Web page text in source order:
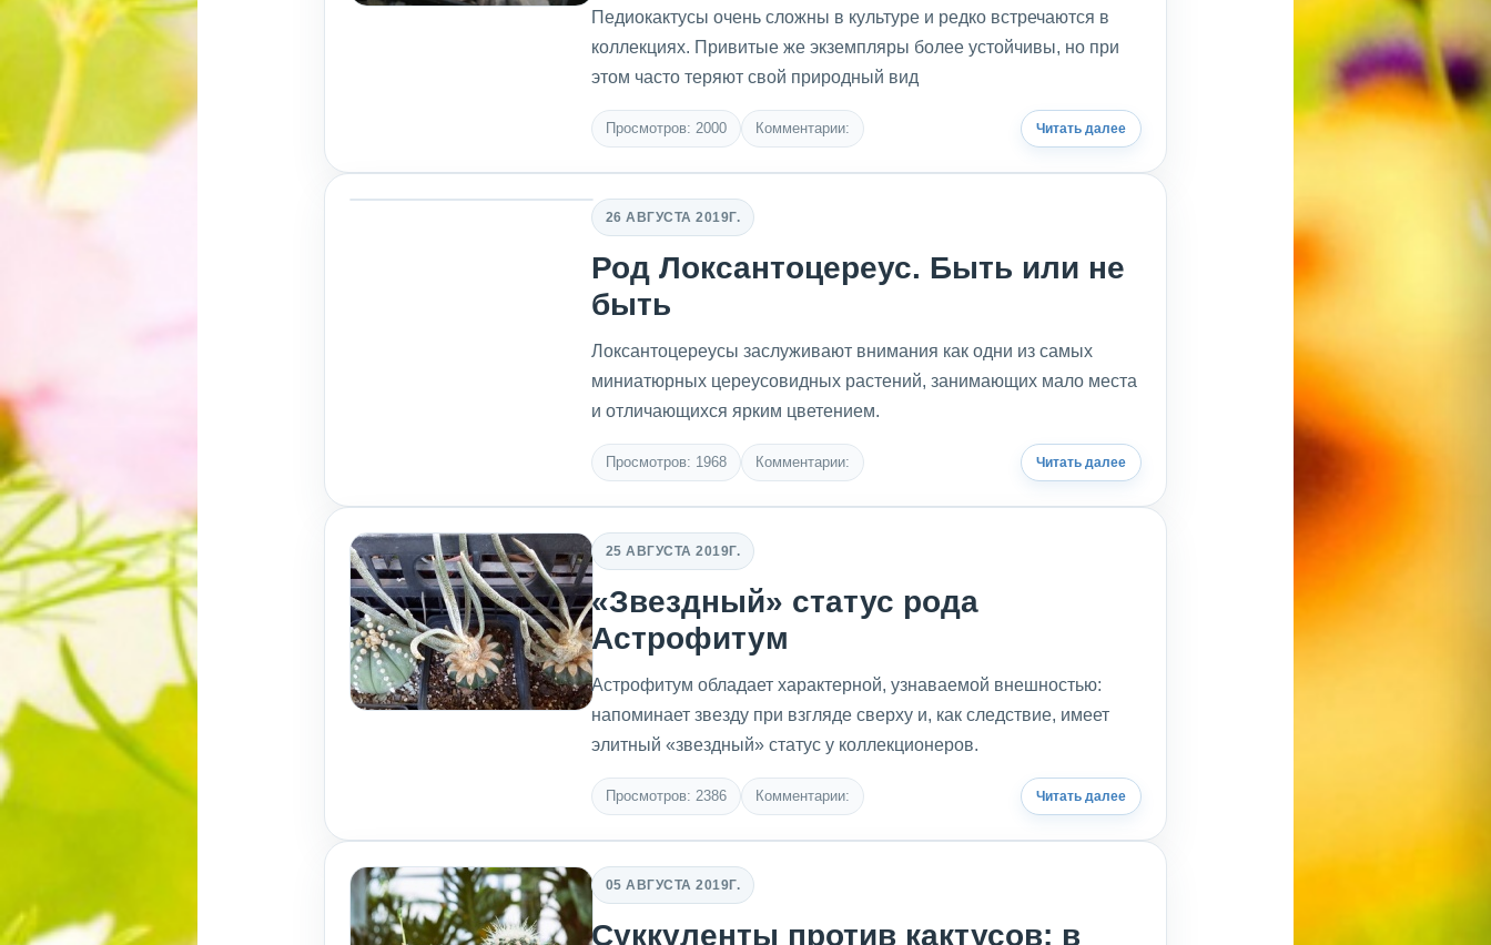
Педиокактусы очень сложны в культуре и редко встречаются в
коллекциях. Привитые же экземпляры более устойчивы, но при
этом часто теряют свой природный вид
Просмотров: 2000 Комментарии: Читать далее
26 АВГУСТА 2019Г.
Род Локсантоцереус. Быть или не
быть
Локсантоцереусы заслуживают внимания как одни из самых
миниатюрных цереусовидных растений, занимающих мало места
и отличающихся ярким цветением.
Просмотров: 1968 Комментарии: Читать далее
25 АВГУСТА 2019Г.
«Звездный» статус рода
Астрофитум
Астрофитум обладает характерной, узнаваемой внешностью:
напоминает звезду при взгляде сверху и, как следствие, имеет
элитный «звездный» статус у коллекционеров.
Просмотров: 2386 Комментарии: Читать далее
05 АВГУСТА 2019Г.
Суккуленты против кактусов: в